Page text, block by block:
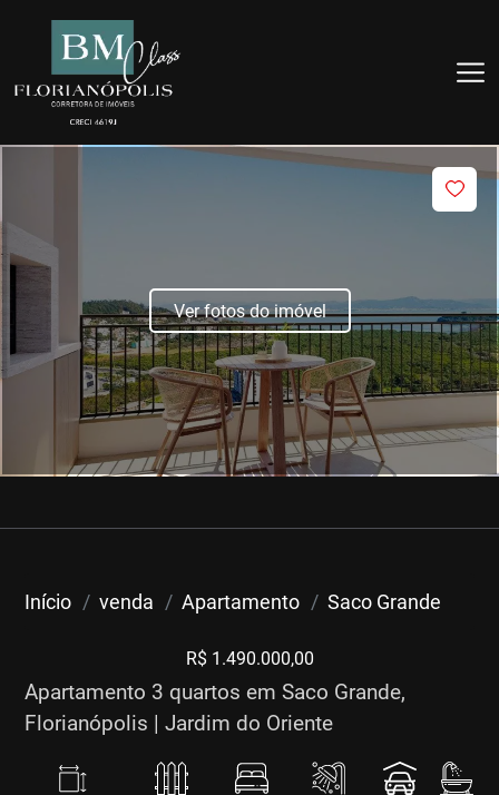
Ver fotos do imóvel
Início venda Apartamento Saco Grande
R$ 1.490.000,00
Apartamento 3 quartos em Saco Grande,
Florianópolis | Jardim do Oriente